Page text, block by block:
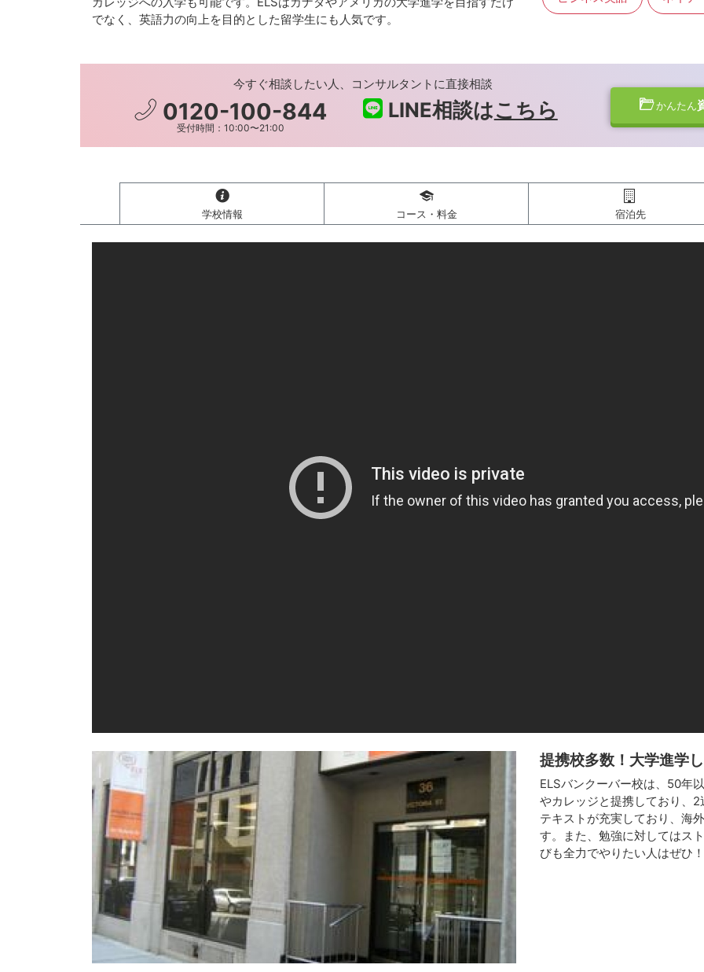
でなく、英語力の向上を目的とした留学生にも人気です。
かんたん
今すぐ相談したい人、コンサルタントに直接相談
0120-100-844
受付時間：10:00〜21:00
LINE相談はこちら
学校情報 コース・料金 宿泊先
提携校多数！大学進学
ELSバンクーバー校は、50年
やカレッジと提携しており、
テキストが充実しており、海
す。また、勉強に対してはス
びも全力でやりたい人はぜひ